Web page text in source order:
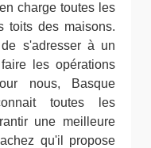
charge toutes les
toits des maisons.
s'adresser à un
les opérations
nous, Basque
toutes les
une meilleure
qu'il propose